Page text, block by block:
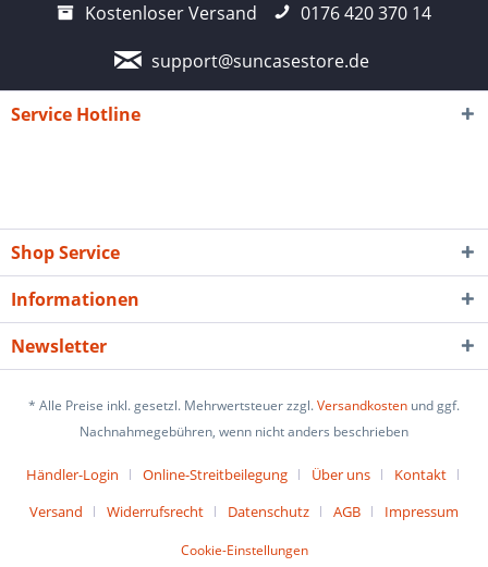
Kostenloser Versand
0176 420 370 14
support@suncasestore.de
Service Hotline
Shop Service
Informationen
Newsletter
* Alle Preise inkl. gesetzl. Mehrwertsteuer zzgl.Versandkosten und ggf.
Nachnahmegebühren, wenn nicht anders beschrieben
Händler-Login Online-Streitbeilegung Über uns
Kontakt
Versand
Widerrufsrecht Datenschutz AGB Impressum
Cookie-Einstellungen